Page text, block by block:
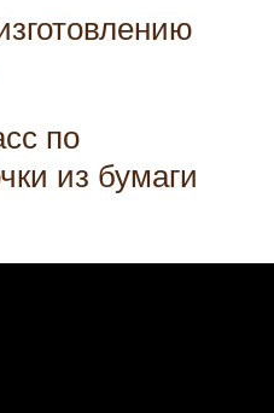
по
из бумаги